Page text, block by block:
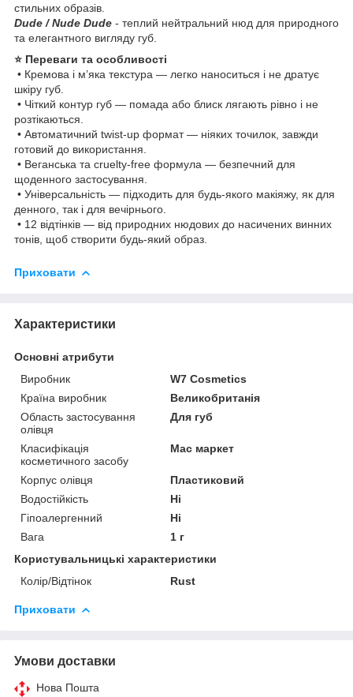
стильних образів.
Dude / Nude Dude - теплий нейтральний нюд для природного
та елегантного вигляду губ.
⭐ Переваги та особливості
• Кремова і м’яка текстура — легко наноситься і не дратує
шкіру губ.
• Чіткий контур губ — помада або блиск лягають рівно і не
розтікаються.
• Автоматичний twist-up формат — ніяких точилок, завжди
готовий до використання.
• Веганська та cruelty-free формула — безпечний для
щоденного застосування.
• Універсальність — підходить для будь-якого макіяжу, як для
денного, так і для вечірнього.
• 12 відтінків — від природних нюдових до насичених винних
тонів, щоб створити будь-який образ.
Приховати
Характеристики
Основні атрибути
Виробник
W7 Cosmetics
Країна виробник
Великобританія
Область застосування
олівця
Для губ
Класифікація
косметичного засобу
Мас маркет
Корпус олівця
Пластиковий
Водостійкість
Ні
Гіпоалергенний
Ні
Вага
1 г
Користувальницькі характеристики
Колір/Відтінок
Rust
Приховати
Умови доставки
Нова Пошта